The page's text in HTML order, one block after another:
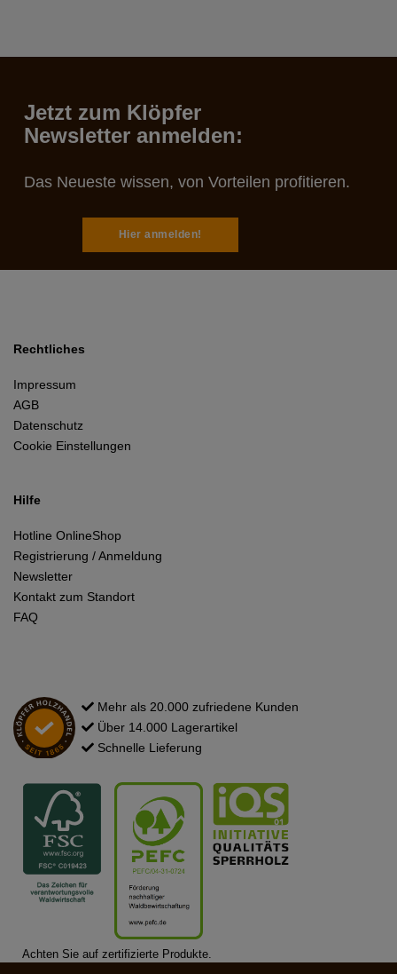
Jetzt zum Klöpfer
Newsletter anmelden:
Das Neueste wissen, von Vorteilen profitieren.
Hier anmelden!
Rechtliches
Impressum
AGB
Datenschutz
Cookie Einstellungen
Hilfe
Hotline OnlineShop
Registrierung / Anmeldung
Newsletter
Kontakt zum Standort
FAQ
Mehr als 20.000 zufriedene Kunden
Über 14.000 Lagerartikel
Schnelle Lieferung
Achten Sie auf zertifizierte Produkte.